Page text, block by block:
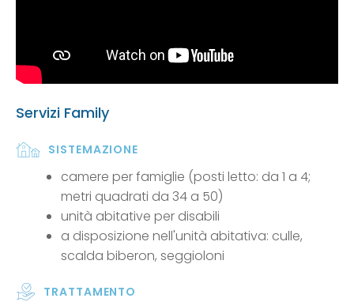
Servizi Family
SISTEMAZIONE
camere per famiglie (posti letto: da 1 a 4;
metri quadrati da 34 a 50)
unità abitative per disabili
a disposizione nell'unità abitativa: culle,
scalda biberon, seggioloni
TRATTAMENTO